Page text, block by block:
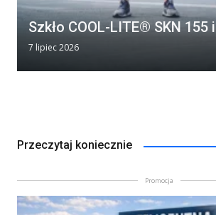
Szkło COOL-LITE® SKN 155
7 lipiec 2026
Przeczytaj koniecznie
Promocja